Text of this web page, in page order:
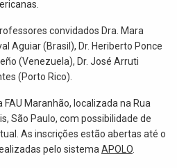
convidados Dra. Mara
Aguiar (Brasil), Dr. Heriberto Ponce
(Venezuela), Dr. José Arruti
(Porto Rico).
Maranhão, localizada na Rua
São Paulo, com possibilidade de
As inscrições estão abertas até o
pelo sistema APOLO